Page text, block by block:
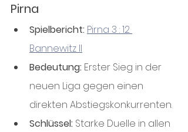
Pirna
Spielbericht: Pirna 3 : 12
Bannewitz II
Bedeutung: Erster Sieg in der
neuen Liga gegen einen
direkten Abstiegskonkurrenten.
Schlüssel: Starke Duelle in allen